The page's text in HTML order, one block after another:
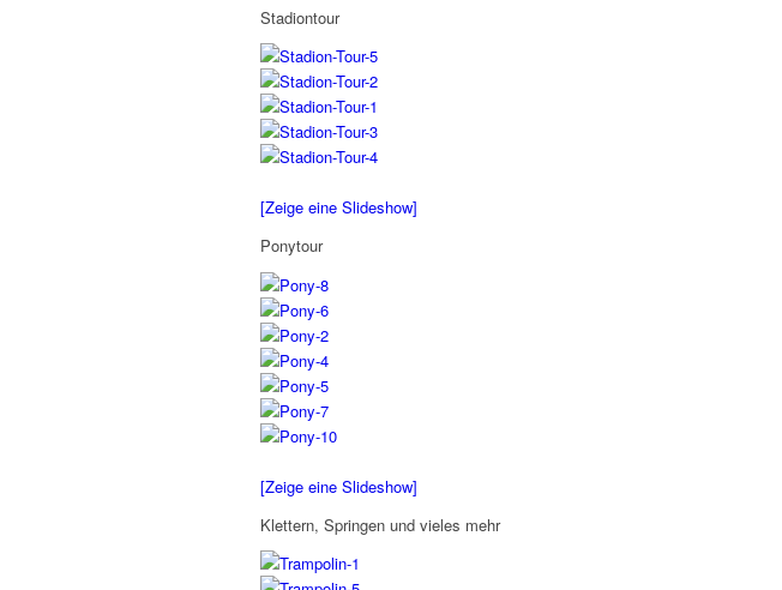
Stadiontour
[Zeige eine Slideshow]
Ponytour
[Zeige eine Slideshow]
Klettern, Springen und vieles mehr